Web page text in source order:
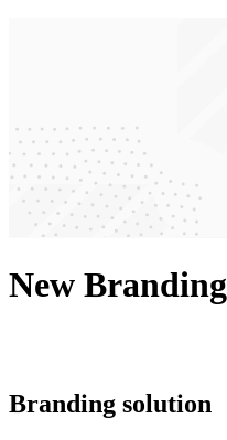
New Branding
Branding solution